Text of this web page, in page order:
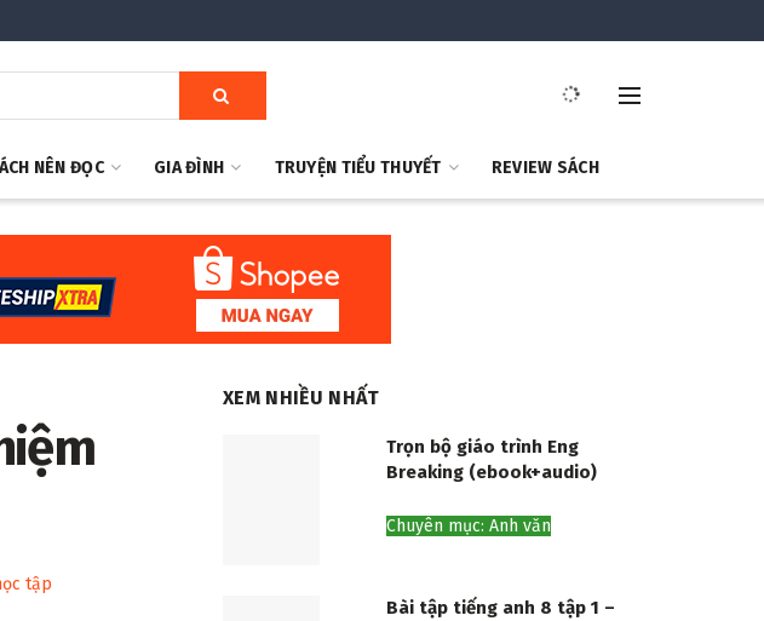
NÊN ĐỌC GIA ĐÌNH TRUYỆN TIỂU THUYẾT REVIEW SÁCH
tập
XEM NHIỀU NHẤT
Trọn bộ giáo trình Eng
Breaking (ebook+audio)
Chuyên mục: Anh văn
Bài tập tiếng anh 8 tập 1 –